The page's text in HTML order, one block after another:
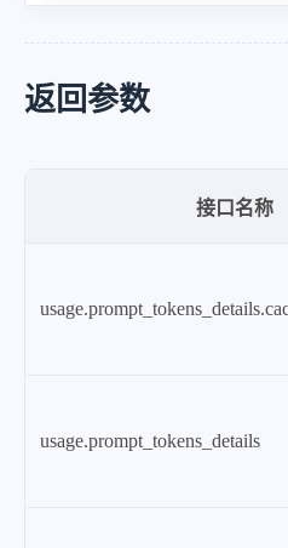
返回参数
接口名称
usage.prompt_tokens_details